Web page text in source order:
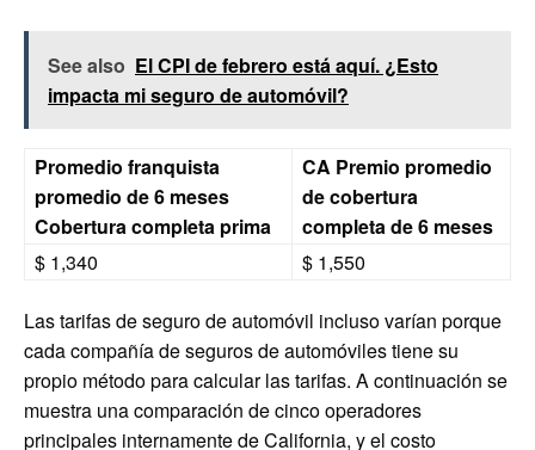
See also El CPI de febrero está aquí. ¿Esto
impacta mi seguro de automóvil?
Promedio franquista
promedio de 6 meses
Cobertura completa prima
CA Premio promedio
de cobertura
completa de 6 meses
$ 1,340
$ 1,550
Las tarifas de seguro de automóvil incluso varían porque
cada compañía de seguros de automóviles tiene su
propio método para calcular las tarifas. A continuación se
muestra una comparación de cinco operadores
principales internamente de California, y el costo